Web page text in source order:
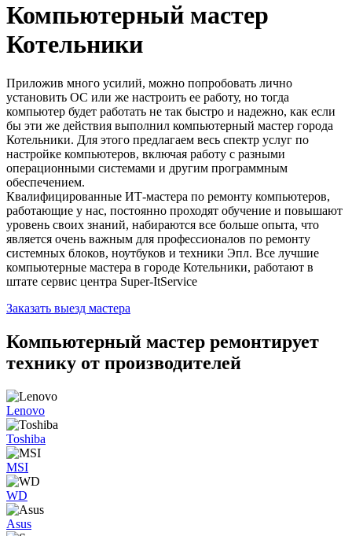
Компьютерный мастер
Котельники
Приложив много усилий, можно попробовать лично
установить ОС или же настроить ее работу, но тогда
компьютер будет работать не так быстро и надежно, как если
бы эти же действия выполнил компьютерный мастер города
Котельники. Для этого предлагаем весь спектр услуг по
настройке компьютеров, включая работу с разными
операционными системами и другим программным
обеспечением.
Квалифицированные ИТ-мастера по ремонту компьютеров,
работающие у нас, постоянно проходят обучение и повышают
уровень своих знаний, набираются все больше опыта, что
является очень важным для профессионалов по ремонту
системных блоков, ноутбуков и техники Эпл. Все лучшие
компьютерные мастера в городе Котельники, работают в
штате сервис центра Super-ItService
Заказать выезд мастера
Компьютерный мастер ремонтирует
технику от производителей
Lenovo
Toshiba
MSI
WD
Asus